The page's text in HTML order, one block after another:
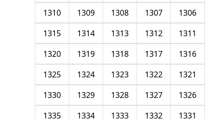
1306
1307
1308
1309
1310
1311
1312
1313
1314
1315
1316
1317
1318
1319
1320
1321
1322
1323
1324
1325
1326
1327
1328
1329
1330
1331
1332
1333
1334
1335